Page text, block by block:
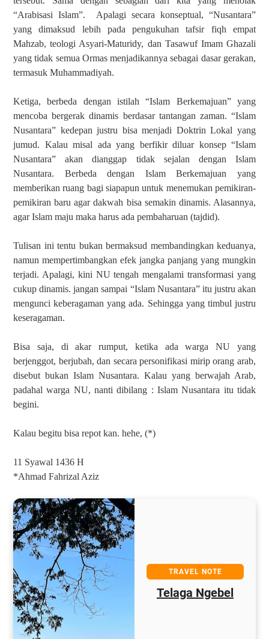
“Arabisasi Islam”.
Apalagi secara konseptual, “Nusantara”
yang dimaksud lebih pada pengukuhan tafsir fiqh empat
Mahzab, teologi Asyari-Maturidy, dan Tasawuf Imam Ghazali
yang tidak semua Ormas menjadikannya sebagai dasar gerakan,
termasuk Muhammadiyah.
Ketiga, berbeda dengan istilah “Islam Berkemajuan” yang
mencoba bergerak dinamis berdasar tantangan zaman. “Islam
Nusantara” kedepan justru bisa menjadi Doktrin Lokal yang
jumud. Kalau misal ada yang berfikir diluar konsep “Islam
Nusantara” akan dianggap tidak sejalan dengan Islam
Nusantara. Berbeda dengan Islam Berkemajuan yang
memberikan ruang bagi siapapun untuk menemukan pemikiran-
pemikiran baru agar dakwah bisa semakin dinamis. Alasannya,
agar Islam maju maka harus ada pembaharuan (tajdid).
Tulisan ini tentu bukan bermaksud membandingkan keduanya,
namun mempertimbangkan efek jangka panjang yang mungkin
terjadi. Apalagi, kini NU tengah mengalami transformasi yang
cukup dinamis. jangan sampai “Islam Nusantara” itu justru akan
mengunci keberagaman yang ada. Sehingga yang timbul justru
keseragaman.
Bisa saja, di akar rumput, ketika ada warga NU yang
berjenggot, berjubah, dan secara personifikasi mirip orang arab,
disebut bukan Islam Nusantara. Kalau yang berwajah Arab,
padahal warga NU, nanti dibilang : Islam Nusantara itu tidak
begini.
Kalau begitu bisa repot kan. hehe, (*)
11 Syawal 1436 H
*Ahmad Fahrizal Aziz
TRAVEL NOTE
Telaga Ngebel